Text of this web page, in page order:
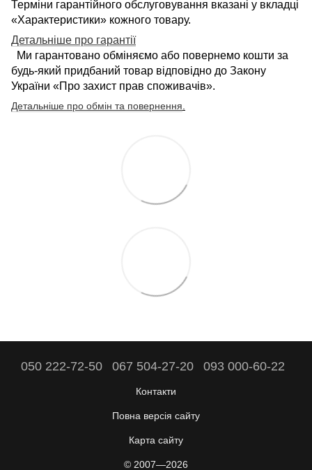
Терміни гарантійного обслуговування вказані у вкладці
«Характеристики» кожного товару.
Детальніше про гарантії
Ми гарантовано обміняємо або повернемо кошти за
будь-який придбаний товар відповідно до Закону
України «Про захист прав споживачів».
Детальніше про обмін та повернення
050 222-72-50 067 504-27-20 093 000-60-22
Контакти
Повна версія сайту
Карта сайту
© 2007—2026